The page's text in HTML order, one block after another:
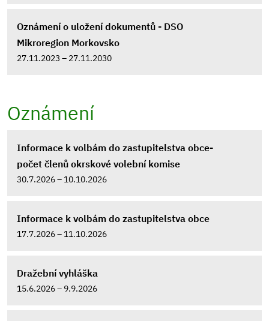
Oznámení o uložení dokumentů - DSO
Mikroregion Morkovsko
27.11.2023 – 27.11.2030
Oznámení
Informace k volbám do zastupitelstva obce-
počet členů okrskové volební komise
30.7.2026 – 10.10.2026
Informace k volbám do zastupitelstva obce
17.7.2026 – 11.10.2026
Dražební vyhláška
15.6.2026 – 9.9.2026